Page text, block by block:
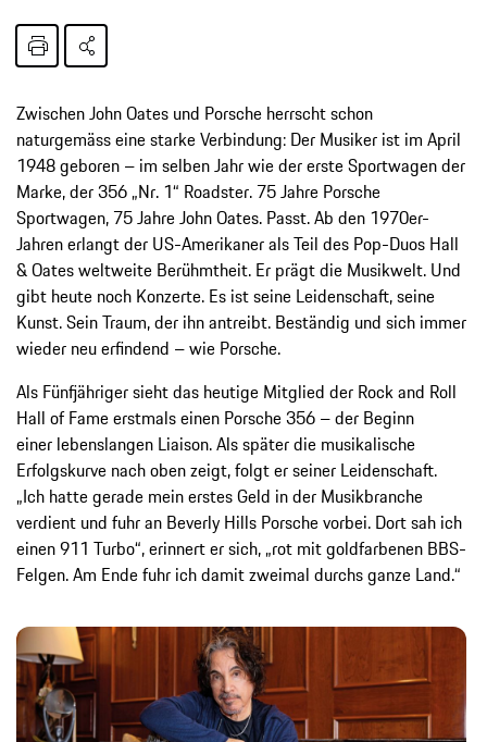
Zwischen John Oates und Porsche herrscht schon
naturgemäss eine starke Verbindung: Der Musiker ist im April
1948 geboren – im selben Jahr wie der erste Sportwagen der
Marke, der 356 „Nr. 1“ Roadster. 75 Jahre Porsche
Sportwagen, 75 Jahre John Oates. Passt. Ab den 1970er-
Jahren erlangt der US-Amerikaner als Teil des Pop-Duos Hall
& Oates weltweite Berühmtheit. Er prägt die Musikwelt. Und
gibt heute noch Konzerte. Es ist seine Leidenschaft, seine
Kunst. Sein Traum, der ihn antreibt. Beständig und sich immer
wieder neu erfindend – wie Porsche.
Als Fünfjähriger sieht das heutige Mitglied der Rock and Roll
Hall of Fame erstmals einen Porsche 356 – der Beginn
einer lebenslangen Liaison. Als später die musikalische
Erfolgskurve nach oben zeigt, folgt er seiner Leidenschaft.
„Ich hatte gerade mein erstes Geld in der Musikbranche
verdient und fuhr an Beverly Hills Porsche vorbei. Dort sah ich
einen 911 Turbo“, erinnert er sich, „rot mit goldfarbenen BBS-
Felgen. Am Ende fuhr ich damit zweimal durchs ganze Land.“